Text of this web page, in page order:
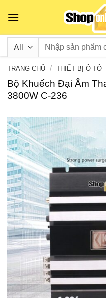
TRANG CHỦ / THIẾT BỊ Ô TÔ
Bộ Khuếch Đại Âm
3800W C-236